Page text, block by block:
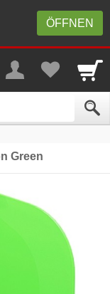
ÖFFNEN
Green